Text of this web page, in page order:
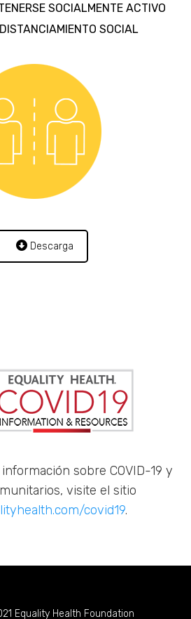
SOCIALMENTE ACTIVO
SOCIAL
Descarga
sobre COVID-19 y
visite el sitio
covid19.
Equality Health Foundation